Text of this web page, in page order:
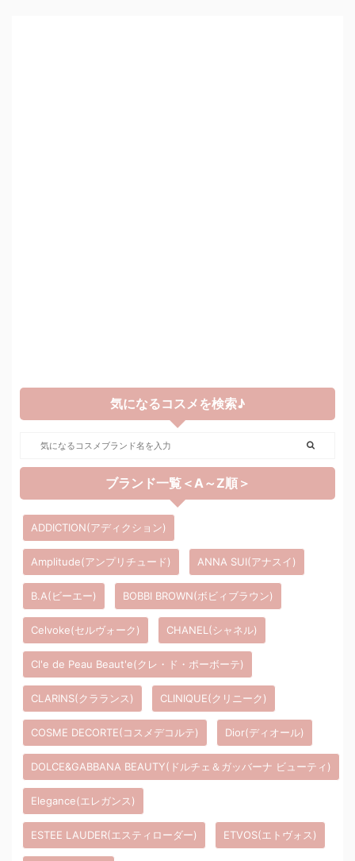
気になるコスメを検索♪
ブランド一覧＜A～Z順＞
ADDICTION(アディクション)
Amplitude(アンプリチュード) ANNA SUI(アナスイ)
B.A(ビーエー) BOBBI BROWN(ボビィブラウン)
Celvoke(セルヴォーク) CHANEL(シャネル)
Cl'e de Peau Beaut'e(クレ・ド・ポーボーテ)
CLARINS(クラランス) CLINIQUE(クリニーク)
COSME DECORTE(コスメデコルテ) Dior(ディオール)
DOLCE&GABBANA BEAUTY(ドルチェ＆ガッバーナ ビューティ)
Elegance(エレガンス)
ESTEE LAUDER(エスティローダー) ETVOS(エトヴォス)